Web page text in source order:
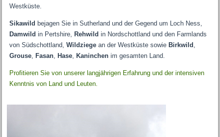
Westküste.
Sikawild bejagen Sie in Sutherland und der Gegend um Loch Ness,
Damwild in Pertshire, Rehwild in Nordschottland und den Farmlands
von Südschottland,Wildziege an der Westküste sowie Birkwild ,
Grouse, Fasan, Hase, Kaninchen im gesamten Land.
Profitieren Sie von unserer langjährigen Erfahrung und der intensiven
Kenntnis von Land und Leuten.